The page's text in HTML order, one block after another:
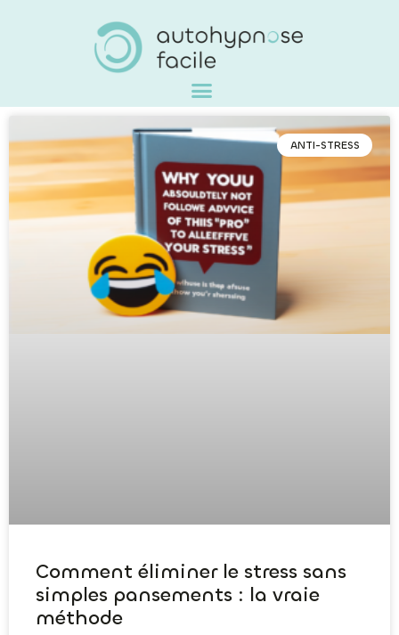
ANTI-STRESS
Comment éliminer le stress sans
simples pansements : la vraie
méthode